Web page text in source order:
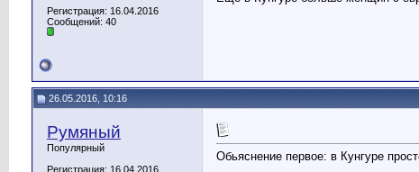
Регистрация: 16.04.2016
Сообщений: 40
26.05.2016, 10:16
Румяный
Популярный
Регистрация: 16.04.2016
Обьяснение первое: в Кунгуре